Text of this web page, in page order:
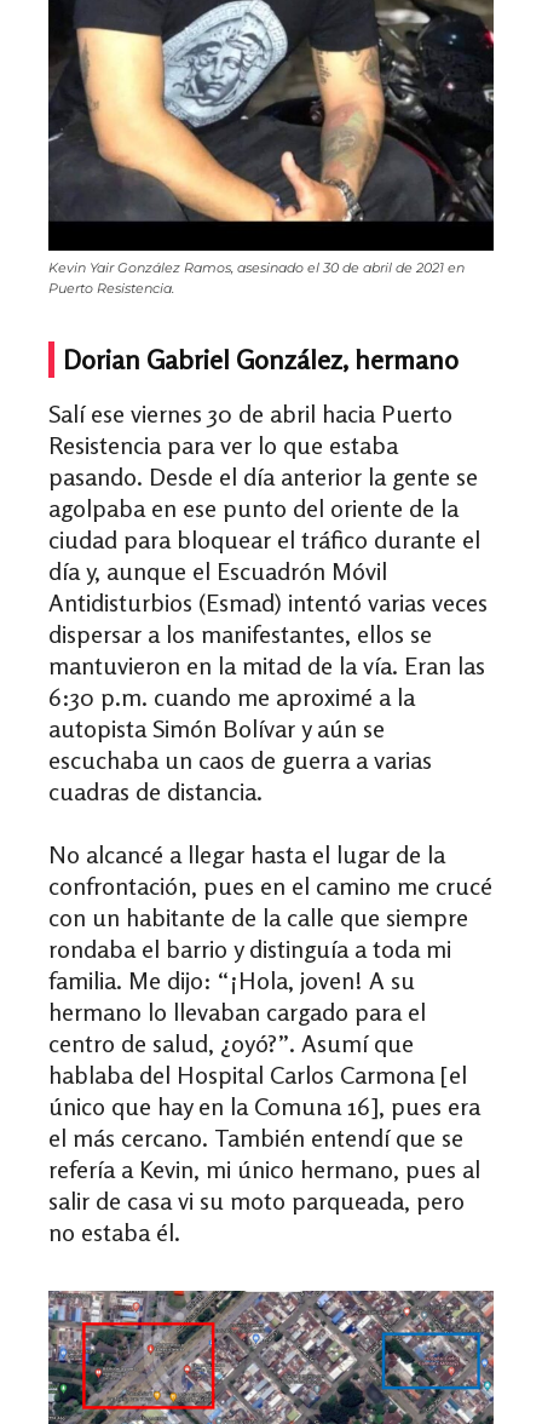
Kevin Yair González Ramos, asesinado el 30 de abril de 2021 en
Puerto Resistencia.
Dorian Gabriel González, hermano
Salí ese viernes 30 de abril hacia Puerto
Resistencia para ver lo que estaba
pasando. Desde el día anterior la gente se
agolpaba en ese punto del oriente de la
ciudad para bloquear el tráfico durante el
día y, aunque el Escuadrón Móvil
Antidisturbios (Esmad) intentó varias veces
dispersar a los manifestantes, ellos se
mantuvieron en la mitad de la vía. Eran las
6:30 p.m. cuando me aproximé a la
autopista Simón Bolívar y aún se
escuchaba un caos de guerra a varias
cuadras de distancia.
No alcancé a llegar hasta el lugar de la
confrontación, pues en el camino me crucé
con un habitante de la calle que siempre
rondaba el barrio y distinguía a toda mi
familia. Me dijo: “¡Hola, joven! A su
hermano lo llevaban cargado para el
centro de salud, ¿oyó?”. Asumí que
hablaba del Hospital Carlos Carmona [el
único que hay en la Comuna 16], pues era
el más cercano. También entendí que se
refería a Kevin, mi único hermano, pues al
salir de casa vi su moto parqueada, pero
no estaba él.